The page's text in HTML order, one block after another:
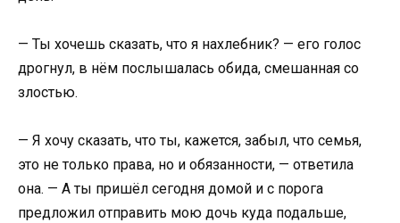
— Ты хочешь сказать, что я нахлебник? — его голос
дрогнул, в нём послышалась обида, смешанная со
злостью.
— Я хочу сказать, что ты, кажется, забыл, что семья,
это не только права, но и обязанности, — ответила
она. — А ты пришёл сегодня домой и с порога
предложил отправить мою дочь куда подальше,